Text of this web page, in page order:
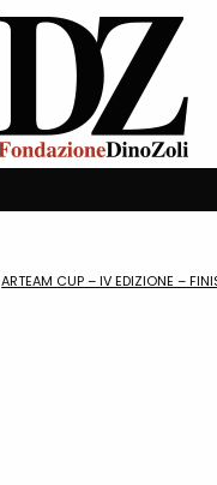
ARTEAM CUP – IV EDIZIONE –